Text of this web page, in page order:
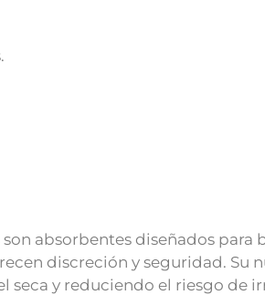
absorbentes diseñados
discreción y seguridad.
y reduciendo el riesgo de